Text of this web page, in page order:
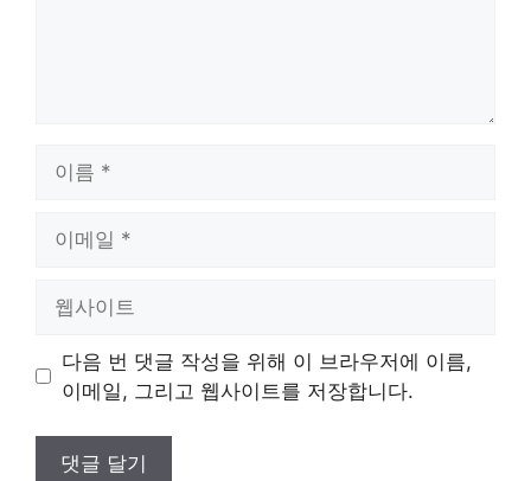
트
다음 번 댓글 작성을 위해 이 브라우저에 이름,
이메일, 그리고 웹사이트를 저장합니다.